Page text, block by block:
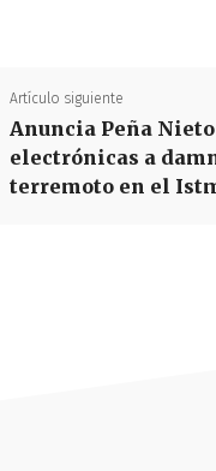
Artículo siguiente
Anuncia Peña
electrónicas a
terremoto en el